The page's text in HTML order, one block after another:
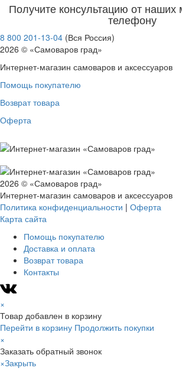
Жостово
Хохлома
Свернуть категории
Свернуть категории
Получите консультацию от
телефону
8 800 201-13-04 (Вся Россия)
2026 © «Самоваров град»
Интернет-магазин самоваров и аксессуаров
Помощь покупателю
Возврат товара
Оферта
2026 © «Самоваров град»
Интернет-магазин самоваров и аксессуаров
Политика конфиденциальности | Оферта
Карта сайта
Помощь покупателю
Доставка и оплата
Возврат товара
Контакты
×
Товар добавлен в корзину
Перейти в корзину Продолжить покупки
×
Заказать обратный звонок
×Закрыть